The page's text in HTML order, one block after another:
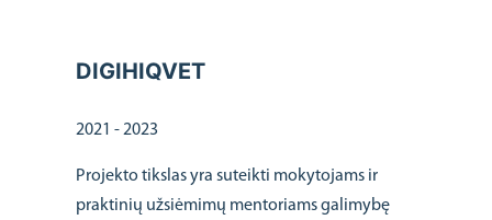
DIGIHIQVET
2021 - 2023
Projekto tikslas yra suteikti mokytojams ir
praktinių užsiėmimų mentoriams galimybę